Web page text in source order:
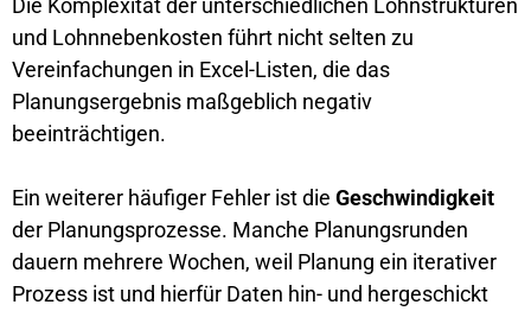
und Lohnnebenkosten führt nicht selten zu
Vereinfachungen in Excel-Listen, die das
Planungsergebnis maßgeblich negativ
beeinträchtigen.
Ein weiterer häufiger Fehler ist die Geschwindigkeit
der Planungsprozesse. Manche Planungsrunden
dauern mehrere Wochen, weil Planung ein iterativer
Prozess ist und hierfür Daten hin- und hergeschickt